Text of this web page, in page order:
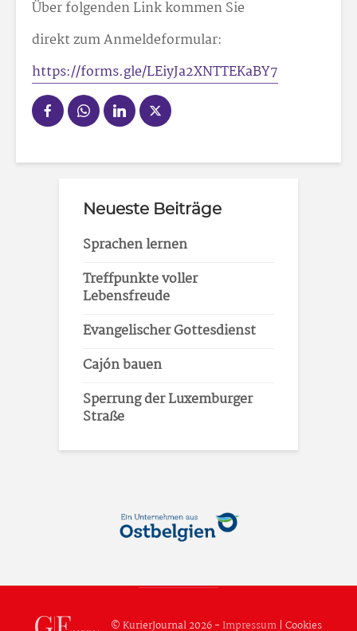
Über folgenden Link kommen Sie
direkt zum Anmeldeformular:
https://forms.gle/LEiyJa2XNTTEKaBY7
Neueste Beiträge
Sprachen lernen
Treffpunkte voller
Lebensfreude
Evangelischer Gottesdienst
Cajón bauen
Sperrung der Luxemburger
Straße
© KurierJournal 2026 -Impressum| Cookies